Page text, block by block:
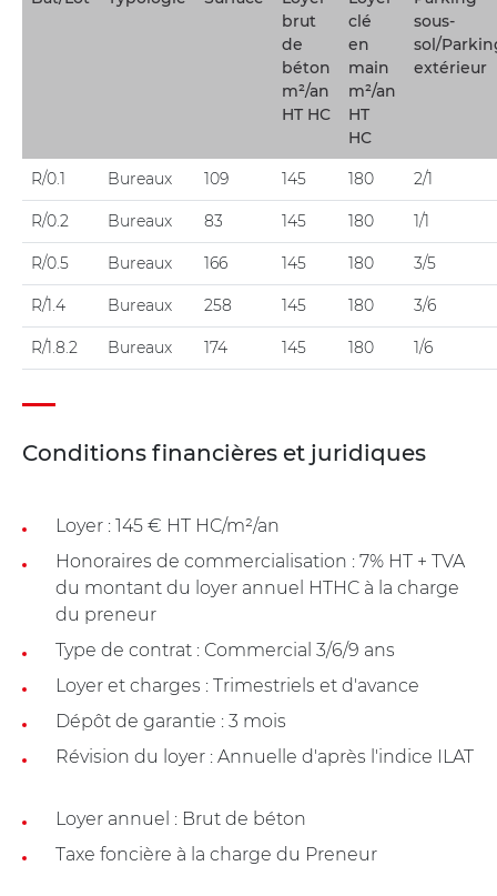
brut
de
béton
m²/an
HT HC
clé
en
main
m²/an
HT
HC
sous-
sol/
extérieur
R/0.1 Bureaux 109 145 180 2/1
R/0.2 Bureaux 83 145 180 1/1
R/0.5 Bureaux 166 145 180 3/5
R/1.4 Bureaux 258 145 180 3/6
R/1.8.2 Bureaux 174 145 180 1/6
Conditions financières et juridiques
Loyer : 145 € HT HC/m²/an
Honoraires de commercialisation : 7% HT + TVA
du montant du loyer annuel HTHC à la charge
du preneur
Type de contrat : Commercial 3/6/9 ans
Loyer et charges : Trimestriels et d'avance
Dépôt de garantie : 3 mois
Révision du loyer : Annuelle d'après l'indice ILAT
Loyer annuel : Brut de béton
Taxe foncière à la charge du Preneur